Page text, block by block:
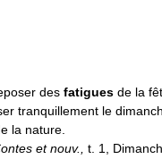
des fatigues de la
tranquillement le
la nature.
et nouv., t. 1,